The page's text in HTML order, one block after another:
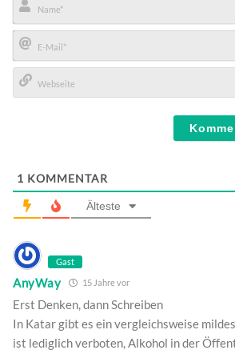
Name*
E-
Mail*
1 KOMMENTAR
Älteste
Gast
AnyWay 15 Jahre vor
Erst Denken, dann Schreiben
In Katar gibt es ein vergleichsweise
ist lediglich verboten, Alkohol in der